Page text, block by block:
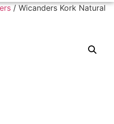
/ Wicanders Kork Natural